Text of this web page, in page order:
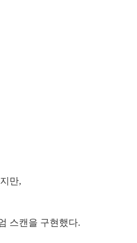
만,
스캔을 구현했다.